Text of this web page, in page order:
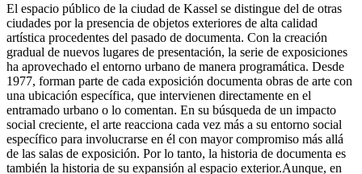
El espacio público de la ciudad de Kassel se distingue del de otras
ciudades por la presencia de objetos exteriores de alta calidad
artística procedentes del pasado de documenta. Con la creación
gradual de nuevos lugares de presentación, la serie de exposiciones
ha aprovechado el entorno urbano de manera programática. Desde
1977, forman parte de cada exposición documenta obras de arte con
una ubicación específica, que intervienen directamente en el
entramado urbano o lo comentan. En su búsqueda de un impacto
social creciente, el arte reacciona cada vez más a su entorno social
específico para involucrarse en él con mayor compromiso más allá
de las salas de exposición. Por lo tanto, la historia de documenta es
también la historia de su expansión al espacio exterior.Aunque, en